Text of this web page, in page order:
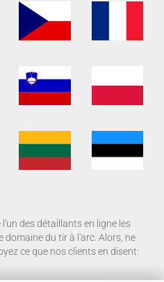
des détaillants en ligne les
domaine du tir à l'arc. Alors, ne
ce que nos clients en disent: